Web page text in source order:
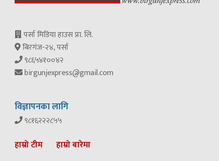
पर्सा मिडिया हाउस प्रा. लि.
बिरगंज-२४, पर्सा
९८६५४१००४२
birgunjexpress@gmail.com
विज्ञापनका लागि
९८१६२२२८५५
हाम्रो टीम हाम्रो बारेमा